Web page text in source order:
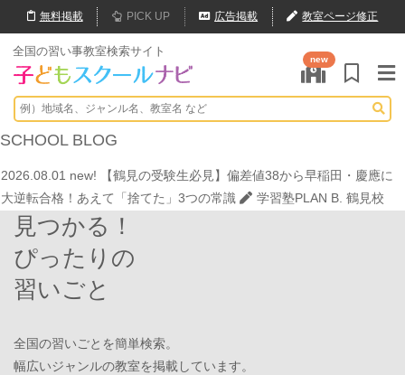
無料掲載 PICK UP 広告掲載 教室ページ修正
全国の習い事教室検索サイト
new
SCHOOL BLOG
2026.07.20 【オンライン開催】夏休みの作文・日記お助け講座
表
現教室そうぞう
2026.08.01 new!
【鶴見の受験生必見】偏差値38から早稲田・慶應に
大逆転合格！あえて「捨てた」3つの常識
学習塾PLAN B. 鶴見校
2026.08.01 new! 心を育てる時間は今！1歳2歳
2026.07.29
new! 【第24回ファミリードーム杯小学生軟式野球大会】
JPCスポーツ教室 山形店
2026.07.22 情操教育ってつまり何？
現教室そうぞう
2026.08.01 new! 8月末開催【東京三鷹】光る衣装づくり＆ゾンビダン
見つかる！
ぴったりの
習いごと
全国の習いごとを簡単検索。
幅広いジャンルの教室を掲載しています。